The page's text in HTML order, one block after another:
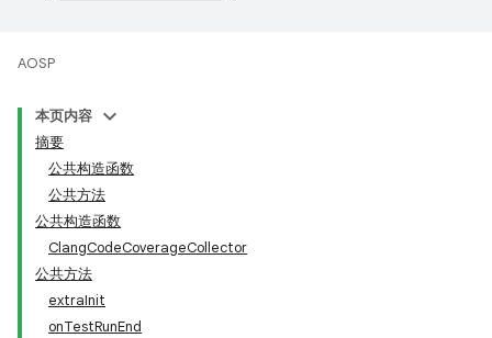
AOSP
本页内容
摘要
公共构造函数
公共方法
公共构造函数
ClangCodeCoverageCollector
公共方法
extraInit
onTestRunEnd